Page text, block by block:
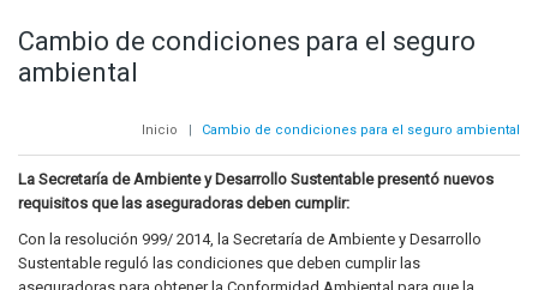
Cambio de condiciones para el seguro
ambiental
Inicio | Cambio de condiciones para el seguro ambiental
La Secretaría de Ambiente y Desarrollo Sustentable presentó nuevos
requisitos que las aseguradoras deben cumplir:
Con la resolución 999/ 2014, la Secretaría de Ambiente y Desarrollo
Sustentable reguló las condiciones que deben cumplir las